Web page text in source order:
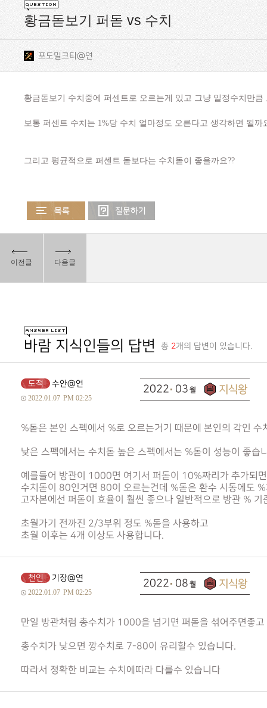
황금돋보기 퍼돋 vs 수치
포도밀크티@연
황금돋보기 수치중에 퍼센트로 오르는게 있고 그냥 일정수치만
보통 퍼센트 수치는 1%당 수치 얼마정도 오른다고 생각하면 될까
그리고 평균적으로 퍼센트 돋보다는 수치돋이 좋을까요??
이전글 다음글
바람 지식인들의 답변 총 2개의 답변이 있습니다.
도적 수안@연
2022.01.07 PM 02:25
%돋은 본인 스펙에서 %로 오르는거기 때문에 본인의 각인
낮은 스펙에서는 수치돋 높은 스펙에서는 %돋이 성능이 좋습
예를들어 방관이 1000면 여기서 퍼돋이 10%짜리가 추가되
수치돋이 80인거면 80이 오르는건데 %돋은 환수 시동에도
고자본에선 퍼돋이 효율이 훨씬 좋으나 일반적으로 방관 % 기
초월가기 전까진 2/3부위 정도 %돋을 사용하고
초월 이후는 4개 이상도 사용합니다.
2022 03
천인 기장@연
2022.01.07 PM 02:25
만일 방관처럼 총수치가 1000을 넘기면 퍼돋을 섞어주면좋고
총수치가 낮으면 깡수치로 7-80이 유리할수 있습니다.
따라서 정확한 비교는 수치에따라 다를수 있습니다
2022 08